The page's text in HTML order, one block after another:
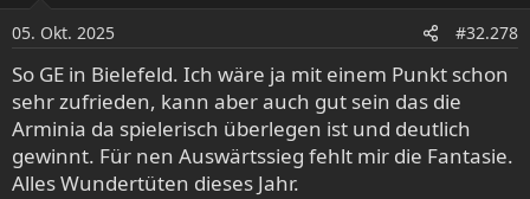
o
n
e
n
:
05. Okt. 2025 #32.278
So GE in Bielefeld. Ich wäre ja mit einem Punkt schon
sehr zufrieden, kann aber auch gut sein das die
Arminia da spielerisch überlegen ist und deutlich
gewinnt. Für nen Auswärtssieg fehlt mir die Fantasie.
Alles Wundertüten dieses Jahr.